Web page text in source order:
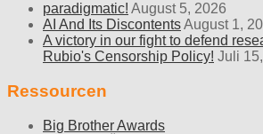
paradigmatic! August 5, 2026
AI And Its DiscontentsAugust 1,
A victory in our fight to defend
Rubio's Censorship Policy! Juli
Ressourcen
Big Brother Awards